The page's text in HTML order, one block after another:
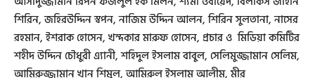
শিরিন, জহিরউদ্দিন স্বপন, নাজিম উদ্দিন আলন, শিরিন সুলতানা, নাসের
রহমান, ইশরাক হোসেন, খন্দকার মারুফ হোসেন, প্রচার ও মিডিয়া কমিটির
শহীদ উদ্দিন চৌধুরী এ্যানী, শহিদুল ইসলাম বাবুল, সেলিমুজ্জামান সেলিম,
আমিরুজ্জামান খান শিমুল, আমিরুল ইসলাম আলীম, মীর